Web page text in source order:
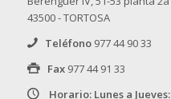
43500 - TORTOSA
Teléfono 977 44 90 33
Fax 977 44 91 33
Horario: Lunes a Jueves: